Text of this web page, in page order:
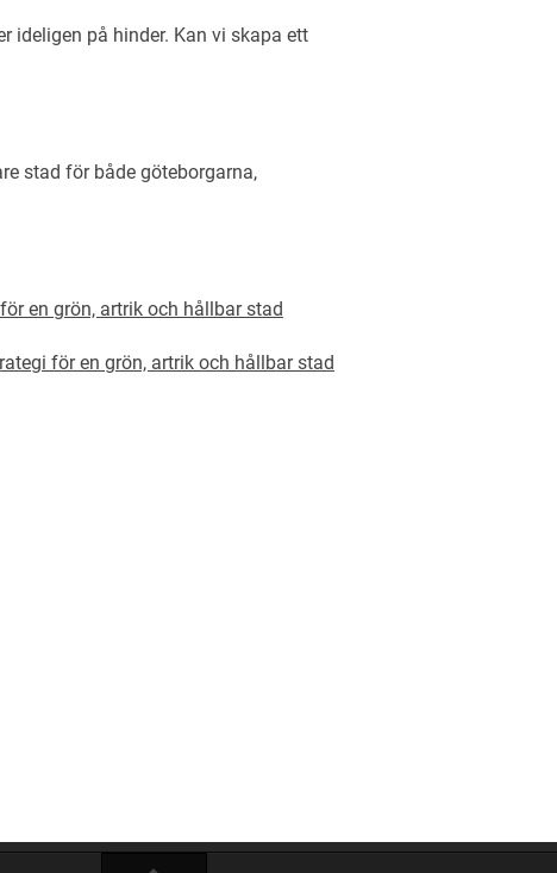
ideligen på hinder. Kan vi skapa ett
stad för både göteborgarna,
en grön, artrik och hållbar stad
för en grön, artrik och hållbar stad